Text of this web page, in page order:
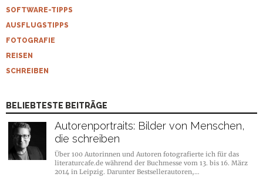
SOFTWARE-TIPPS
AUSFLUGSTIPPS
FOTOGRAFIE
REISEN
SCHREIBEN
BELIEBTESTE BEITRÄGE
Autorenportraits: Bilder von Menschen,
die schreiben
Über 100 Autorinnen und Autoren fotografierte ich für das
literaturcafe.de während der Buchmesse vom 13. bis 16. März
2014 in Leipzig. Darunter Bestsellerautoren,…